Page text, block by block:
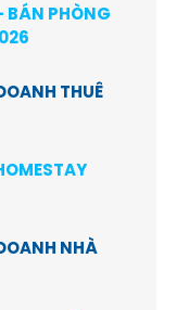
BÁN PHÒNG
THUÊ
NHÀ